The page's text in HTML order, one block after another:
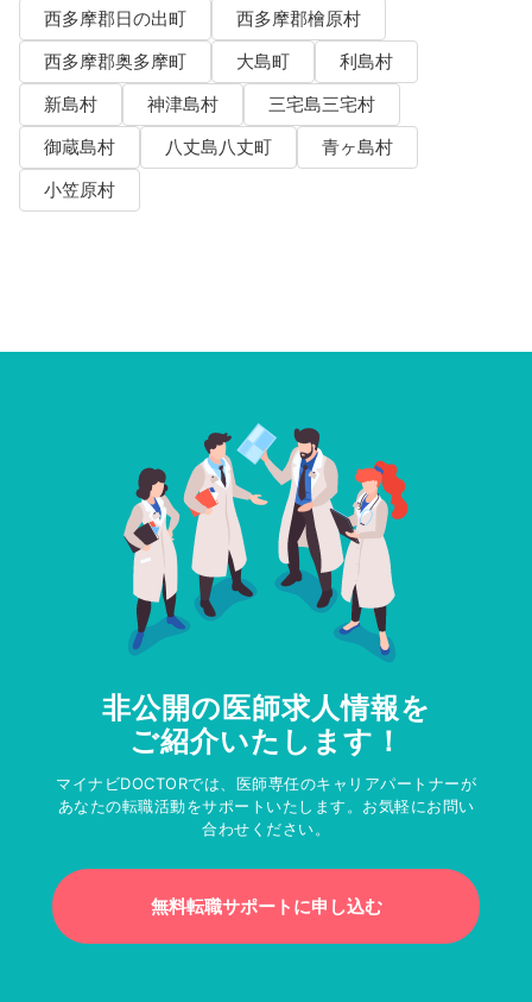
西多摩郡日の出町
西多摩郡檜原村
西多摩郡奥多摩町
大島町
利島村
新島村
神津島村
三宅島三宅村
御蔵島村
八丈島八丈町
青ヶ島村
小笠原村
非公開の医師求人情報を
ご紹介いたします！
マイナビDOCTORでは、医師専任のキャリアパートナーが
あなたの転職活動をサポートいたします。お気軽にお問い
合わせください。
無料転職サポートに申し込む